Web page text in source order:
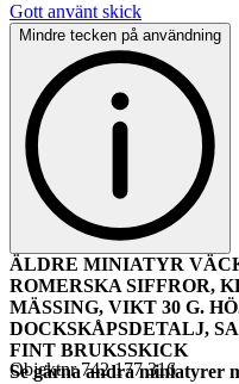
Gott använt skick
Mindre tecken på användning
ÄLDRE MINIATYR
ROMERSKA SIFFROR,
MÄSSING, VIKT 30 G.
DOCKSKÅPSDETALJ,
FINT BRUKSSKICK
Se gärna andra miniatyrer
Objektnr 742 177 316